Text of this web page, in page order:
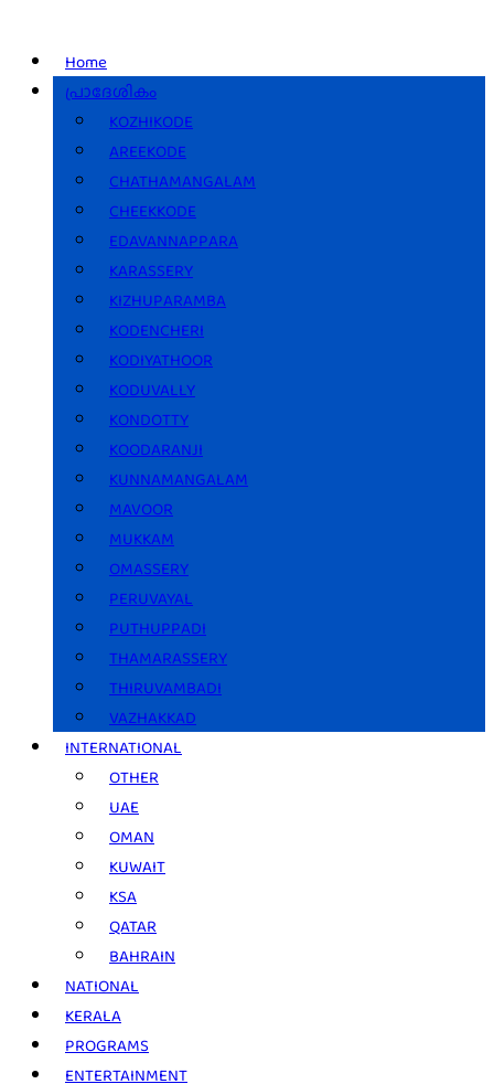
Home
പ്രാദേശികം
KOZHIKODE
AREEKODE
CHATHAMANGALAM
CHEEKKODE
EDAVANNAPPARA
KARASSERY
KIZHUPARAMBA
KODENCHERI
KODIYATHOOR
KODUVALLY
KONDOTTY
KOODARANJI
KUNNAMANGALAM
MAVOOR
MUKKAM
OMASSERY
PERUVAYAL
PUTHUPPADI
THAMARASSERY
THIRUVAMBADI
VAZHAKKAD
INTERNATIONAL
OTHER
UAE
OMAN
KUWAIT
KSA
QATAR
BAHRAIN
NATIONAL
KERALA
PROGRAMS
ENTERTAINMENT